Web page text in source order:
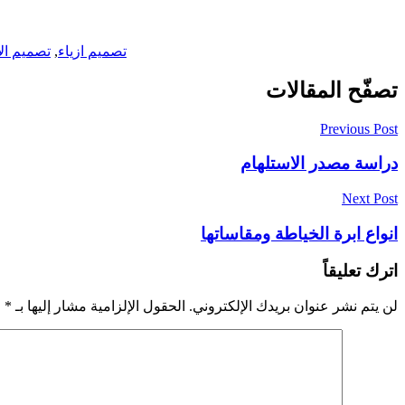
تصميم ازياء, تصميم
تصفّح المقالات
Previous Post
دراسة مصدر الاستلهام
Next Post
انواع ابرة الخياطة ومقاساتها
اترك تعليقاً
لن يتم نشر عنوان بريدك الإلكتروني. الحقول الإلزامية مشار إليها بـ *